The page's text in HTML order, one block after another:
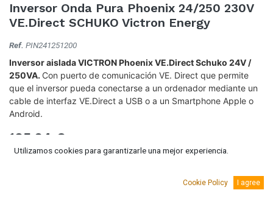
Inversor Onda Pura Phoenix 24/250 230V
VE.Direct SCHUKO Victron Energy
Ref. PIN241251200
Inversor aislada VICTRON Phoenix VE.Direct Schuko 24V /
250VA. Con puerto de comunicación VE. Direct que permite
que el inversor pueda conectarse a un ordenador mediante un
cable de interfaz VE.Direct a USB o a un Smartphone Apple o
Android.
105,94 €
Utilizamos cookies para garantizarle una mejor experiencia.
Cookie Policy I agree